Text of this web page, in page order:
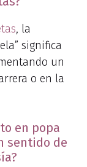
, la
significa
un
o en la
en popa
sentido de